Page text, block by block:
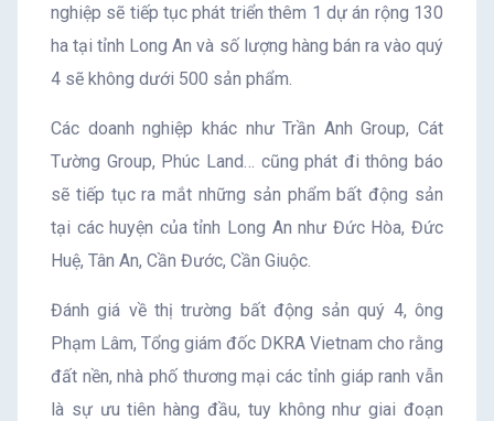
nghiệp sẽ tiếp tục phát triển thêm 1 dự án rộng 130
ha tại tỉnh Long An và số lượng hàng bán ra vào quý
4 sẽ không dưới 500 sản phẩm.
Các doanh nghiệp khác như Trần Anh Group, Cát
Tường Group, Phúc Land… cũng phát đi thông báo
sẽ tiếp tục ra mắt những sản phẩm bất động sản
tại các huyện của tỉnh Long An như Đức Hòa, Đức
Huệ, Tân An, Cần Đước, Cần Giuộc.
Đánh giá về thị trường bất động sản quý 4, ông
Phạm Lâm, Tổng giám đốc DKRA Vietnam cho rằng
đất nền, nhà phố thương mại các tỉnh giáp ranh vẫn
là sự ưu tiên hàng đầu, tuy không như giai đoạn